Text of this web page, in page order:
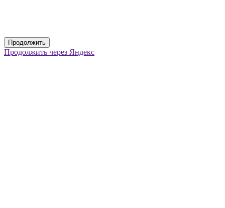
Продолжить
Продолжить через Яндекс